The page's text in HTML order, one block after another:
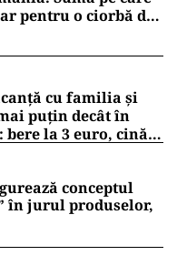
știrile? Urmărește
o porție de hamsii
Suma pe care